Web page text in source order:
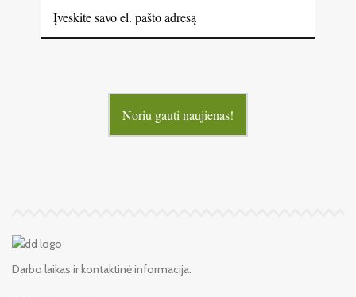
Noriu gauti naujienas!
Darbo laikas ir kontaktinė informacija: